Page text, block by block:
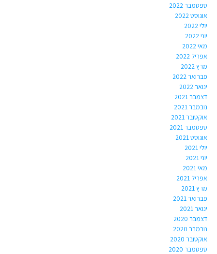
ספטמבר 2022
אוגוסט 2022
יולי 2022
יוני 2022
מאי 2022
אפריל 2022
מרץ 2022
פברואר 2022
ינואר 2022
דצמבר 2021
נובמבר 2021
אוקטובר 2021
ספטמבר 2021
אוגוסט 2021
יולי 2021
יוני 2021
מאי 2021
אפריל 2021
מרץ 2021
פברואר 2021
ינואר 2021
דצמבר 2020
נובמבר 2020
אוקטובר 2020
ספטמבר 2020